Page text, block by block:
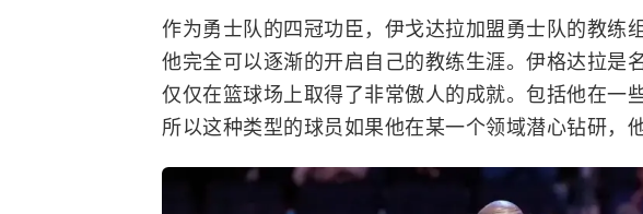
作为勇士队的四冠功臣，伊戈达拉加盟勇士队的教练
他完全可以逐渐的开启自己的教练生涯。伊格达拉是
仅仅在篮球场上取得了非常傲人的成就。包括他在一
所以这种类型的球员如果他在某一个领域潜心钻研，